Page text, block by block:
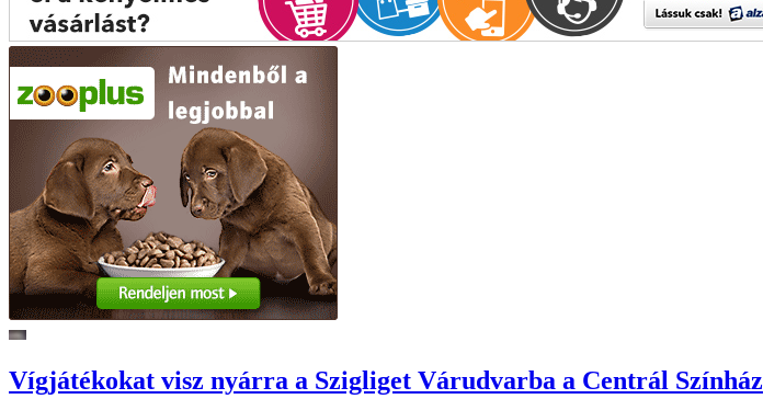
Vígjátékokat visz nyárra a Szigliget Várudvarba a Centrál Színház